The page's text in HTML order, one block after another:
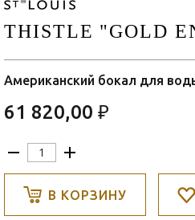
THISTLE "GOLD
Американский бокал для
61 820,00 ₽
В КОРЗИНУ